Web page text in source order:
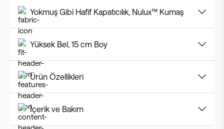
Yokmuş Gibi Hafif Kapatıcılık, Nulux™ Kumaş
Yüksek Bel, 15 cm Boy
Ürün Özellikleri
İçerik ve Bakım